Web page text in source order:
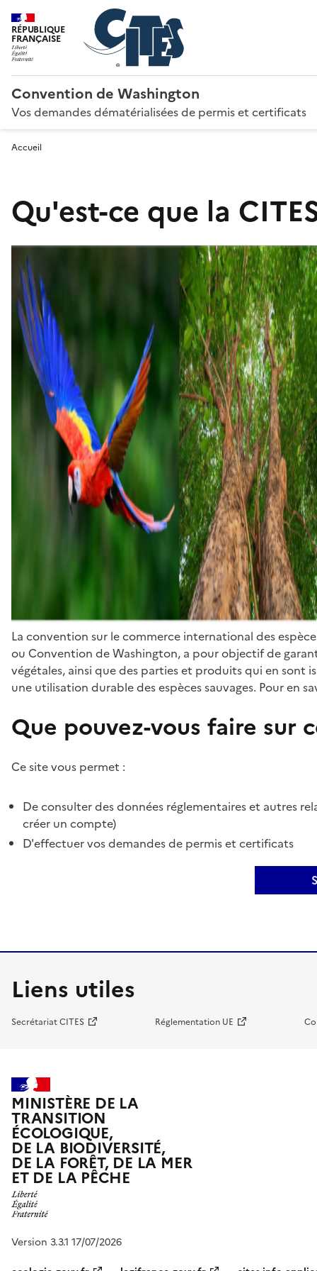
RÉPUBLIQUE
FRANÇAISE
Convention de Washington
Vos demandes dématérialisées de permis et certificats
Accueil
Qu'est-ce que la
La convention sur le commerce international des
ou Convention de Washington, a pour objectif de
végétales, ainsi que des parties et produits qui en sont
une utilisation durable des espèces sauvages. Pour en
Que pouvez-vous faire sur
Ce site vous permet :
De consulter des données réglementaires et autres
créer un compte)
D'effectuer vos demandes de permis et certificats
Liens utiles
Secrétariat CITES Réglementation UE
MINISTÈRE DE LA
TRANSITION
ÉCOLOGIQUE,
DE LA BIODIVERSITÉ,
DE LA FORÊT, DE LA MER
ET DE LA PÊCHE
Version 3.3.1 17/07/2026